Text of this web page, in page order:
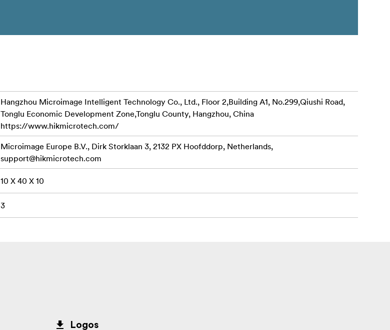
Hangzhou Microimage Intelligent Technology Co., Ltd., Floor 2,Building A1, No.299,Qiushi Road,
Tonglu Economic Development Zone,Tonglu County, Hangzhou, China
https://www.hikmicrotech.com/
Microimage Europe B.V., Dirk Storklaan 3, 2132 PX Hoofddorp, Netherlands,
support@hikmicrotech.com
10 X 40 X 10
3
Logos